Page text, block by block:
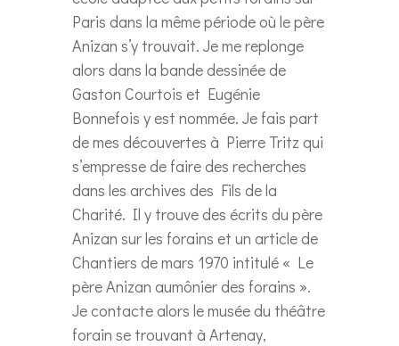
Paris dans la même période où le père
Anizan s’y trouvait. Je me replonge
alors dans la bande dessinée de
Gaston Courtois et Eugénie
Bonnefois y est nommée. Je fais part
de mes découvertes à Pierre Tritz qui
s’empresse de faire des recherches
dans les archives des Fils de la
Charité. Il y trouve des écrits du père
Anizan sur les forains et un article de
Chantiers de mars 1970 intitulé « Le
père Anizan aumônier des forains ».
Je contacte alors le musée du théâtre
forain se trouvant à Artenay,